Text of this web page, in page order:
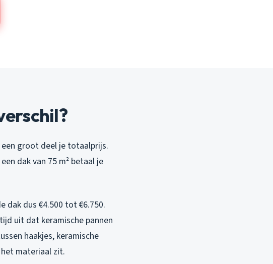
een groot deel je totaalprijs.
dak van 75 m² betaal je
dak dus €4.500 tot €6.750.
uit dat keramische pannen
haakjes, keramische
materiaal zit.